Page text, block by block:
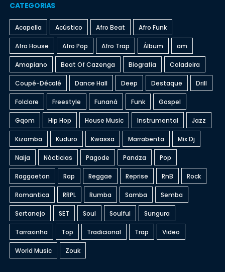
CATEGORIAS
Acapella Acústico Afro Beat Afro Funk
Afro House Afro Pop Afro Trap Álbum am
Amapiano Beat Of Cazenga Biografia Coladeira
Coupé-Décalé Dance Hall Deep Destaque Drill
Folclore Freestyle Funaná Funk Gospel
Gqom Hip Hop House Music Instrumental Jazz
Kizomba Kuduro Kwassa Marrabenta Mix Dj
Naija Nócticias Pagode Pandza Pop
Raggaeton Rap Reggae Reprise RnB Rock
Romantica RRPL Rumba Samba Semba
Sertanejo SET Soul Soulful Sungura
Tarraxinha Top Tradicional Trap Video
World Music Zouk